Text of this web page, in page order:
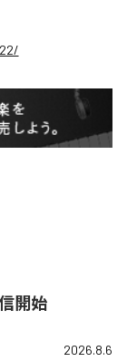
開始
2026.8.6